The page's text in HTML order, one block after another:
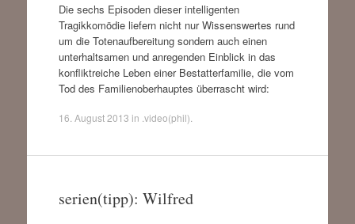
Die sechs Episoden dieser intelligenten
Tragikkomödie liefern nicht nur Wissenswertes rund
um die Totenaufbereitung sondern auch einen
unterhaltsamen und anregenden Einblick in das
konfliktreiche Leben einer Bestatterfamilie, die vom
Tod des Familienoberhauptes überrascht wird:
16. August 2013 in .video(phil)
serien(tipp): Wilfred